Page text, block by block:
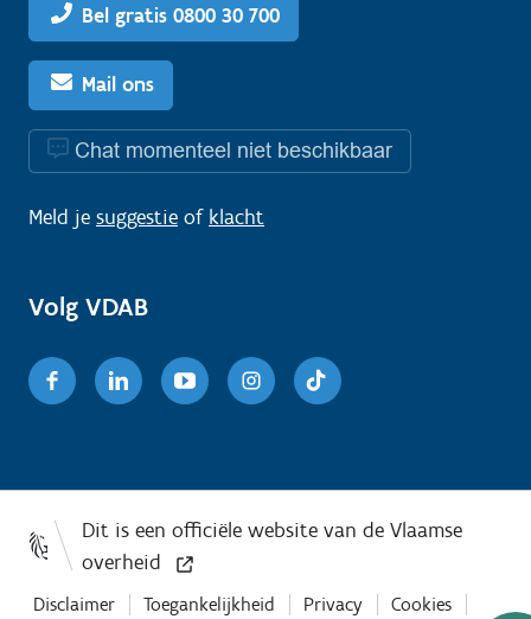
Bel gratis 0800 30 700
Mail ons
Chat momenteel niet beschikbaar
Meld je suggestie of klacht
Volg VDAB
FacebookLinkedinYoutubeInstagram
Disclaimer Toegankelijkheid Privacy Cookies